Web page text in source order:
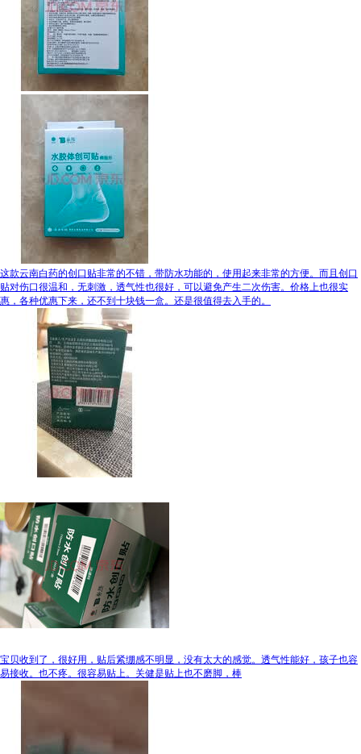
这款云南白药的创口贴非常的不错，带防水功能的，使用起来非常的方便。而且创口
贴对伤口很温和，无刺激，透气性也很好，可以避免产生二次伤害。价格上也很实
惠，各种优惠下来，还不到十块钱一盒。还是很值得去入手的。
宝贝收到了，很好用，贴后紧绷感不明显，没有太大的感觉。透气性能好，孩子也容
易接收。也不疼。很容易贴上。关健是贴上也不磨脚，棒